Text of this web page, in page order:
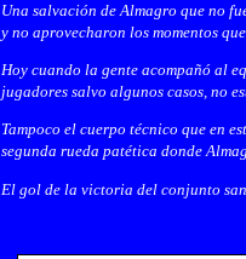
Una salvación de Almagro que no
y no aprovecharon los momentos
Hoy cuando la gente acompañó al
jugadores salvo algunos casos, no
Tampoco el cuerpo técnico que en
segunda rueda patética donde
El gol de la victoria del conjunto